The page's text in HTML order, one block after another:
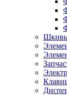
Шкивы